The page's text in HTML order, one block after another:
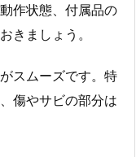
作状態、付属品の
きましょう。
スムーズです。特
傷やサビの部分は